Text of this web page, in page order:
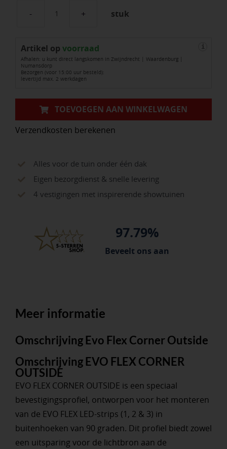
Evo
Corner
Outside
aantal
stuk
Artikel op voorraad
Afhalen: u kunt direct langskomen in Zwijndrecht | Waardenburg |
Numansdorp
Bezorgen (voor 15:00 uur besteld):
levertijd max. 2 werkdagen
i
TOEVOEGEN AAN WINKELWAGEN
Verzendkosten berekenen
Alles voor de tuin onder één dak
Eigen bezorgdienst & snelle levering
4 vestigingen met inspirerende showtuinen
97.79%
Beveelt ons aan
Meer informatie
Omschrijving Evo Flex Corner Outside
Omschrijving EVO FLEX CORNER
OUTSIDE
EVO FLEX CORNER OUTSIDE is een speciaal
bevestigingsprofiel, ontworpen voor het monteren
van de EVO FLEX LED-strips (1, 2 & 3) in
buitenhoeken van 90 graden. Dit profiel biedt zowel
een uitsparing voor de lichtbron aan de